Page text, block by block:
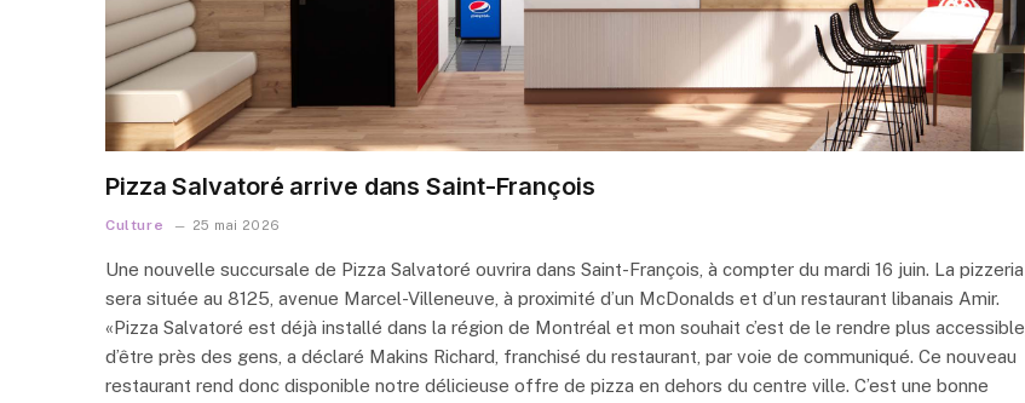
Pizza Salvatoré arrive dans Saint-François
Culture 25 mai 2026
Une nouvelle succursale de Pizza Salvatoré ouvrira dans Saint-François, à compter du mardi 16 juin. La pizzeria
sera située au 8125, avenue Marcel-Villeneuve, à proximité d’un McDonalds et d’un restaurant libanais Amir.
«Pizza Salvatoré est déjà installé dans la région de Montréal et mon souhait c’est de le rendre plus accessible,
d’être près des gens, a déclaré Makins Richard, franchisé du restaurant, par voie de communiqué. Ce nouveau
restaurant rend donc disponible notre délicieuse offre de pizza en dehors du centre ville. C’est une bonne